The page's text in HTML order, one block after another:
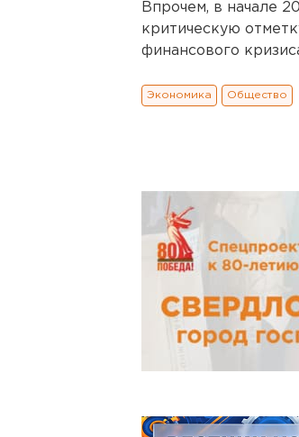
Впрочем, в начале
критическую
финансового
Экономика Общество